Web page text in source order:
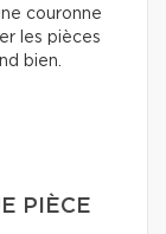
couronne
les pièces
bien.
PIÈCE